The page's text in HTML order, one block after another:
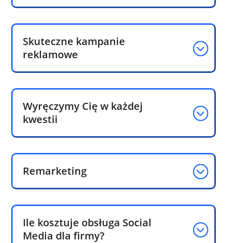
Skuteczne kampanie
reklamowe
Wyręczymy Cię w każdej
kwestii
Remarketing
Ile kosztuje obsługa Social
Media dla firmy?